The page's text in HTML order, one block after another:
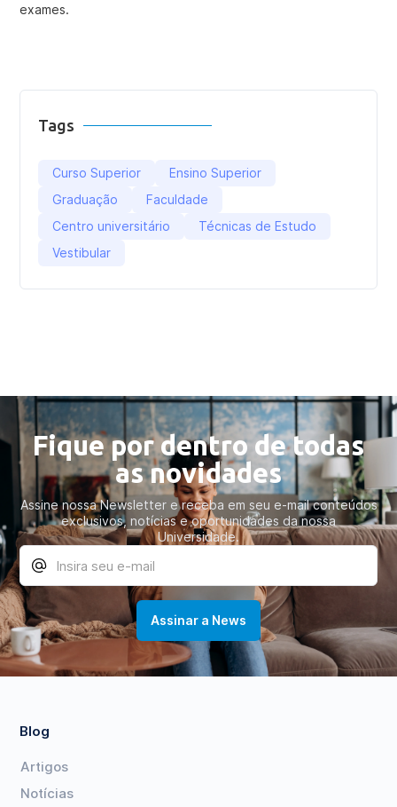
exames.
Tags
Curso Superior
Ensino Superior
Graduação
Faculdade
Centro universitário
Técnicas de Estudo
Vestibular
Fique por dentro de todas
as novidades
Assine nossa Newsletter e receba em seu e-mail conteúdos
exclusivos, notícias e oportunidades da nossa
Universidade.
Blog
Artigos
Notícias